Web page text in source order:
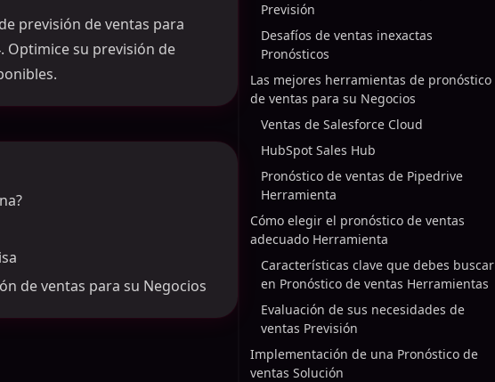
previsión de ventas para
Optimice su previsión de
de ventas para su Negocios
Previsión
Desafíos de ventas inexactas
Pronósticos
Las mejores herramientas de pronóstico
de ventas para su Negocios
Ventas de Salesforce Cloud
HubSpot Sales Hub
Pronóstico de ventas de Pipedrive
Herramienta
Cómo elegir el pronóstico de ventas
adecuado Herramienta
Características clave que debes buscar
en Pronóstico de ventas Herramientas
Evaluación de sus necesidades de
ventas Previsión
Implementación de una Pronóstico de
ventas Solución